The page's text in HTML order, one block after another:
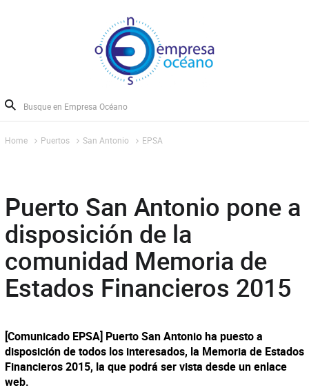
Home Puertos San Antonio EPSA
Puerto San Antonio pone a
disposición de la
comunidad Memoria de
Estados Financieros 2015
[Comunicado EPSA] Puerto San Antonio ha puesto a
disposición de todos los interesados, la Memoria de Estados
Financieros 2015, la que podrá ser vista desde un enlace
web.